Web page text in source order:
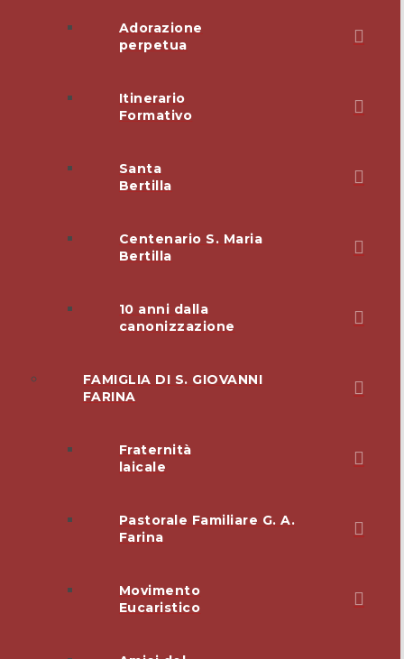
Adorazione
perpetua
Itinerario
Formativo
Santa
Bertilla
Centenario S. Maria
Bertilla
10 anni dalla
canonizzazione
FAMIGLIA DI S. GIOVANNI
FARINA
Fraternità
laicale
Pastorale Familiare G. A.
Farina
Movimento
Eucaristico